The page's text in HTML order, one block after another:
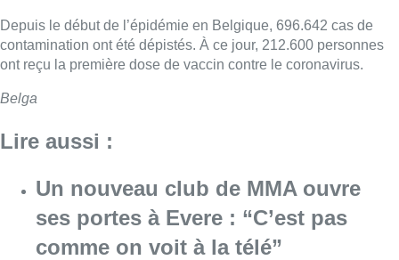
Depuis le début de l’épidémie en Belgique, 696.642 cas de
contamination ont été dépistés. À ce jour, 212.600 personnes
ont reçu la première dose de vaccin contre le coronavirus.
Belga
Lire aussi :
Un nouveau club de MMA ouvre
ses portes à Evere : “C’est pas
comme on voit à la télé”